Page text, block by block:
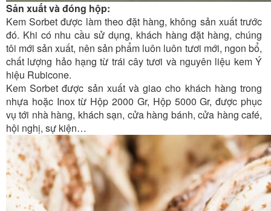
Sản xuất và đóng hộp:
Kem Sorbet được làm theo đặt hàng, không sản xuất trước
đó. Khi có nhu cầu sử dụng, khách hàng đặt hàng, chúng
tôi mới sản xuất, nên sản phẩm luôn luôn tươi mới, ngon bổ,
chất lượng hảo hạng từ trái cây tươi và nguyên liệu kem Ý
hiệu Rubicone.
Kem Sorbet được sản xuất và giao cho khách hàng trong
nhựa hoặc Inox từ Hộp 2000 Gr, Hộp 5000 Gr, được phục
vụ tới nhà hàng, khách sạn, cửa hàng bánh, cửa hàng café,
hội nghị, sự kiện…